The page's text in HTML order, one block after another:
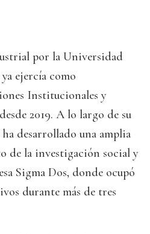
por la Universidad
ejercía como
Institucionales y
2019. A lo largo de su
desarrollado una amplia
de la investigación social y
Sigma Dos, donde ocupó
durante más de tres